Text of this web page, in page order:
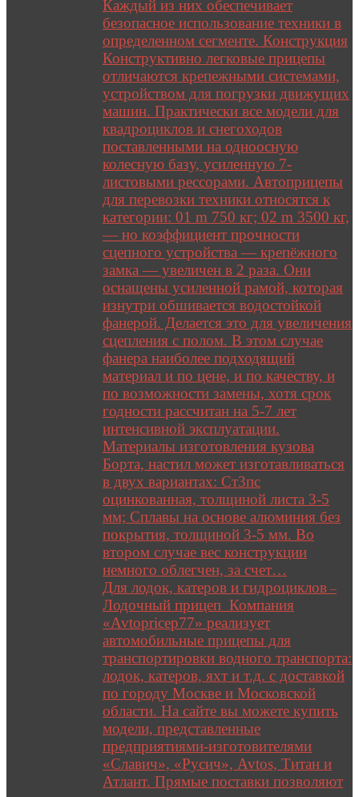
Каждый из них обеспечивает
безопасное использование техники в
определенном сегменте. Конструкция
Конструктивно легковые прицепы
отличаются крепежными системами,
устройством для погрузки движущих
машин. Практически все модели для
квадроциклов и снегоходов
поставленными на одноосную
колесную базу, усиленную 7-
листовыми рессорами. Автоприцепы
для перевозки техники относятся к
категории: 01 m 750 кг; 02 m 3500 кг,
— но коэффициент прочности
сцепного устройства — крепёжного
замка — увеличен в 2 раза. Они
оснащены усиленной рамой, которая
изнутри обшивается водостойкой
фанерой. Делается это для увеличения
сцепления с полом. В этом случае
фанера наиболее подходящий
материал и по цене, и по качеству, и
по возможности замены, хотя срок
годности рассчитан на 5-7 лет
интенсивной эксплуатации.
Материалы изготовления кузова
Борта, настил может изготавливаться
в двух вариантах: Ст3пс
оцинкованная, толщиной листа 3-5
мм; Сплавы на основе алюминия без
покрытия, толщиной 3-5 мм. Во
втором случае вес конструкции
немного облегчен, за счет…
Для лодок, катеров и гидроциклов –
Лодочный прицеп Компания
«Avtopricep77» реализует
автомобильные прицепы для
транспортировки водного транспорта:
лодок, катеров, яхт и т.д. с доставкой
по городу Москве и Московской
области. На сайте вы можете купить
модели, представленные
предприятиями-изготовителями
«Славич», «Русич», Avtos, Титан и
Атлант. Прямые поставки позволяют